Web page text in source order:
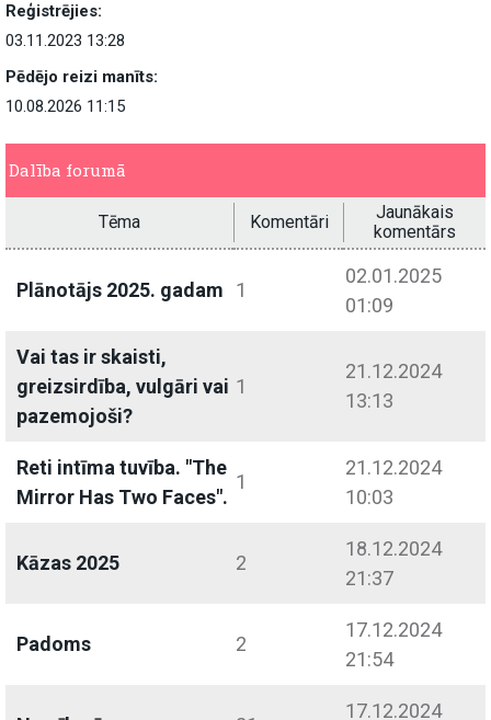
Reģistrējies:
03.11.2023 13:28
Pēdējo reizi manīts:
10.08.2026 11:15
Dalība forumā
Tēma Komentāri
Jaunākais
komentārs
Plānotājs 2025. gadam 1
02.01.2025
01:09
Vai tas ir skaisti,
greizsirdība, vulgāri vai
pazemojoši?
1
21.12.2024
13:13
Reti intīma tuvība. "The
Mirror Has Two Faces".
1
21.12.2024
10:03
Kāzas 2025 2
18.12.2024
21:37
Padoms 2
17.12.2024
21:54
17.12.2024